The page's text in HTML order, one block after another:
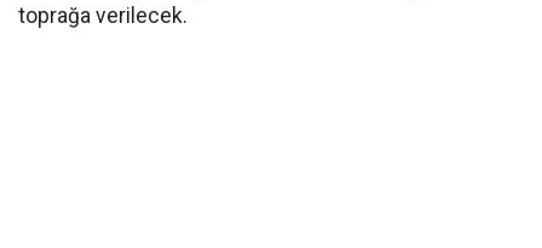
toprağa verilecek.